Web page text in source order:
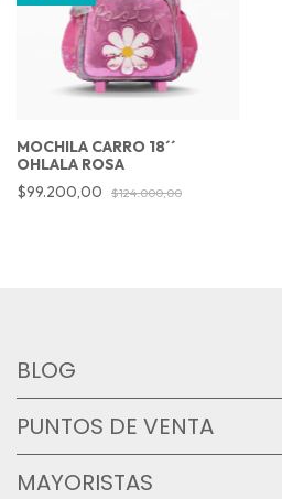
MOCHILA CARRO 18´´
OHLALA ROSA
$99.200,00
$124.000,00
BLOG
PUNTOS DE VENTA
MAYORISTAS